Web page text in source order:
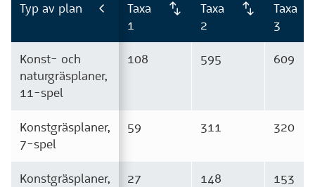
Typ av plan
Taxa
1
Taxa
2
Taxa
3
Konst- och
naturgräsplaner,
11-spel
108 595 609
Konstgräsplaner,
7-spel
59 311 320
Konstgräsplaner,
27 148 153